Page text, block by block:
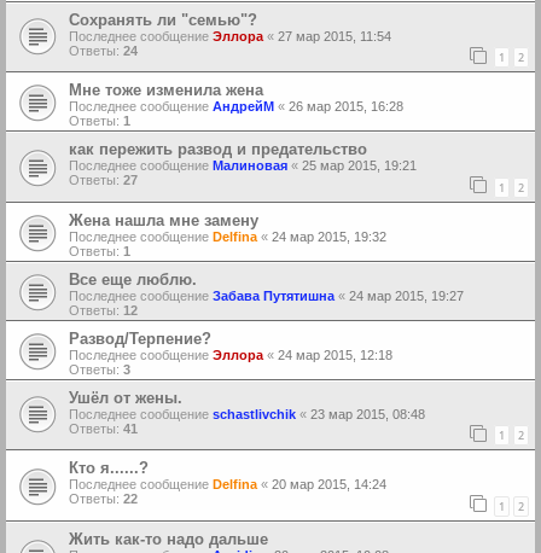
Сохранять ли "семью"?
Последнее сообщение Эллора « 27 мар 2015, 11:54
Ответы: 24 1 2
Мне тоже изменила жена
Последнее сообщение АндрейМ « 26 мар 2015, 16:28
Ответы: 1
как пережить развод и предательство
Последнее сообщение Малиновая « 25 мар 2015, 19:21
Ответы: 27 1 2
Жена нашла мне замену
Последнее сообщение Delfina « 24 мар 2015, 19:32
Ответы: 1
Все еще люблю.
Последнее сообщение Забава Путятишна « 24 мар 2015, 19:27
Ответы: 12
Развод/Терпение?
Последнее сообщение Эллора « 24 мар 2015, 12:18
Ответы: 3
Ушёл от жены.
Последнее сообщение schastlivchik « 23 мар 2015, 08:48
Ответы: 41 1 2
Кто я......?
Последнее сообщение Delfina« 20 мар 2015, 14:24
Ответы: 22 1 2
Жить как-то надо дальше